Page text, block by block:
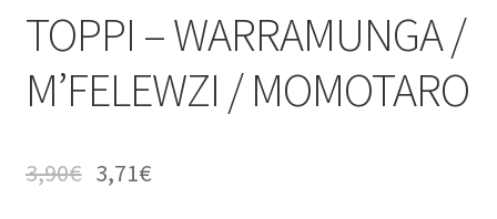
TOPPI – WARRAMUNGA /
M’FELEWZI / MOMOTARO
3,90€ 3,71€